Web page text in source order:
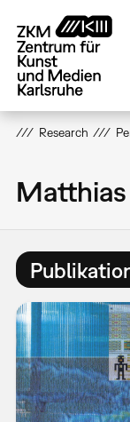
zum
Inhalt
Research